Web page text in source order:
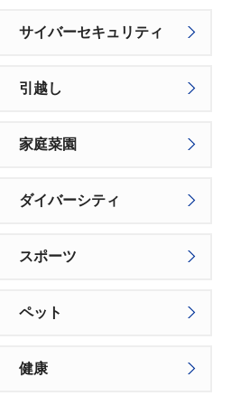
サイバーセキュリティ
引越し
家庭菜園
ダイバーシティ
スポーツ
ペット
健康